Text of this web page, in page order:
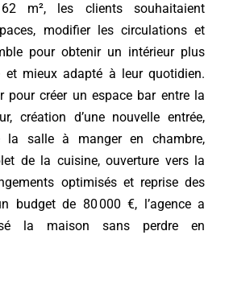
Contact
m², les clients souhaitaient
modifier les circulations et
pour obtenir un intérieur plus
et mieux adapté à leur quotidien.
pour créer un espace bar entre la
création d’une nouvelle entrée,
la salle à manger en chambre,
de la cuisine, ouverture vers la
optimisés et reprise des
budget de 80 000 €, l’agence a
la maison sans perdre en